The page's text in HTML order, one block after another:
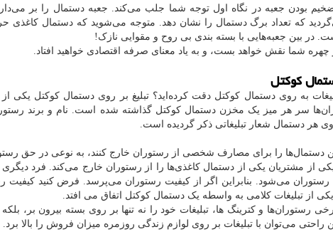
بودن جعبه در نگاه اول توجه شما جلب می‌کند. جعبه دستمال را بر
در بین جعبه‌هایی با بسته بندی بی روح و مقوایی نازک!
چهره شما نقش خواهد بست، و به یاد معنای صرفه اقتصادی خواهید افتاد.
کوکتل
به روی دستمال کوکتل دقت کرده‌اید؟ تبلیغ بر روی دستمال کوکتل یکی
سر هر میز یک مخزن دستمال کوکتل گذاشته شده است. نام و برند
هر دستمال شعار تبلیغاتی ذکر گردیده است.
دستمال‌ها را برای مصارف شخصی از رستوران خارج کنند، به نوعی در حق
یکی از مشتریان یکی از دستمال کاغذی‌ها را از رستوران خارج می‌کند. فرد دیگری
می‌شود. بنابراین اگر از کیفیت رستوران می‌پرسد. فرض کنید کیفیت
از تبلیغات کلامی به واسطه یک دستمال کوکتل اتفاق می افتد.
رستوران‌ها و کترینگ ها، تبلیغات خود را نه تنها بر روی بسته بیرون بر،
راحتی می‌توان با تبلیغات بر روی لوازم زندگی روزمره میزان فروش را بالا برد.